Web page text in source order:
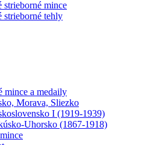
strieborné mince
strieborné tehly
mince a medaily
Morava, Sliezko
I (1919-1939)
Uhorsko (1867-1918)